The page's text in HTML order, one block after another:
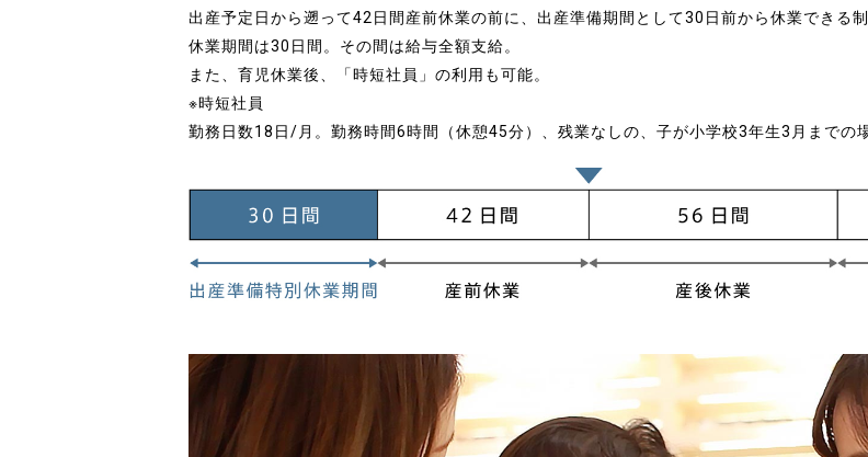
出産予定日から遡って42日間産前休業の前に、出産準備期間として30日前から休業できる制
休業期間は30日間。その間は給与全額支給。
また、育児休業後、「時短社員」の利用も可能。
※時短社員
勤務日数18日/月。勤務時間6時間（休憩45分）、残業なしの、子が小学校3年生3月までの